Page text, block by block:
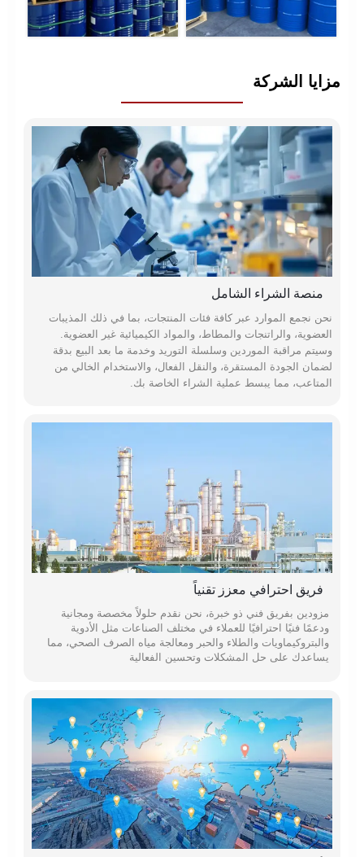
مزايا الشركة
منصة الشراء الشامل
نحن نجمع الموارد عبر كافة فئات المنتجات، بما في ذلك المذيبات
العضوية، والراتنجات والمطاط، والمواد الكيميائية غير العضوية.
وسيتم مراقبة الموردين وسلسلة التوريد وخدمة ما بعد البيع بدقة
لضمان الجودة المستقرة، والنقل الفعال، والاستخدام الخالي من
المتاعب، مما يبسط عملية الشراء الخاصة بك.
فريق احترافي معزز تقنياً
مزودين بفريق فني ذو خبرة، نحن نقدم حلولاً مخصصة ومجانية
ودعمًا فنيًا احترافيًا للعملاء في مختلف الصناعات مثل الأدوية
والبتروكيماويات والطلاء والحبر ومعالجة مياه الصرف الصحي، مما
يساعدك على حل المشكلات وتحسين الفعالية